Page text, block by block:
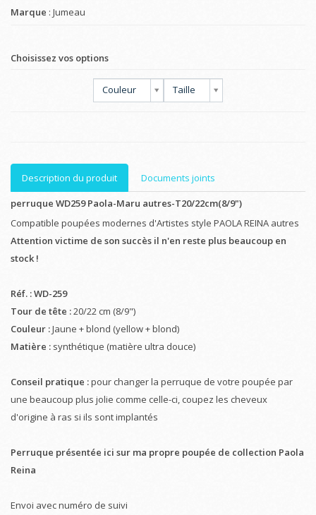
Marque : Jumeau
Choisissez vos options
Couleur Taille
Description du produit
Documents joints
perruque WD259 Paola-Maru autres-T20/22cm(8/9")
Compatible poupées modernes d'Artistes style PAOLA REINA autres
Attention victime de son succès il n'en reste plus beaucoup en
stock !
Réf. : WD-259
Tour de tête :20/22 cm (8/9")
Couleur :Jaune + blond (yellow + blond)
Matière : synthétique (matière ultra douce)
Conseil pratique :pour changer la perruque de votre poupée par
une beaucoup plus jolie comme celle-ci, coupez les cheveux
d'origine à ras si ils sont implantés
Perruque présentée ici sur ma propre poupée de collection Paola
Reina
Envoi avec numéro de suivi